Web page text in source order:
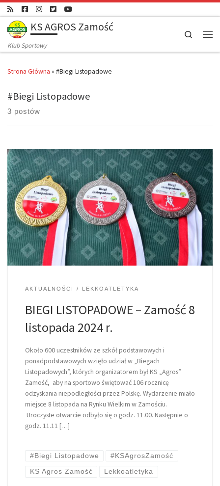
Skip to content
KS AGROS Zamość
Klub Sportowy
Search
Strona Główna » #Biegi Listopadowe
#Biegi Listopadowe
3 postów
AKTUALNOŚCI LEKKOATLETYKA
BIEGI LISTOPADOWE – Zamość 8
listopada 2024 r.
Około 600 uczestników ze szkół podstawowych i
ponadpodstawowych wzięło udział w „Biegach
Listopadowych”, których organizatorem był KS „Agros”
Zamość, aby na sportowo świętować 106 rocznicę
odzyskania niepodległości przez Polskę. Wydarzenie miało
miejsce 8 listopada na Rynku Wielkim w Zamościu.
Uroczyste otwarcie odbyło się o godz. 11.00. Następnie o
godz. 11.11 […]
#Biegi Listopadowe #KSAgrosZamość
KS Agros Zamość Lekkoatletyka